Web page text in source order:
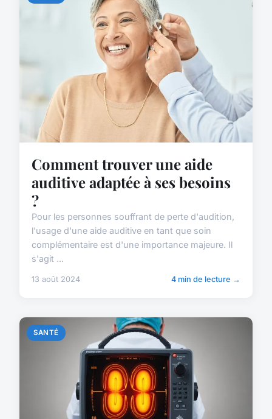
Comment trouver une aide
auditive adaptée à ses besoins
?
Pour les personnes souffrant de perte d'audition,
l'usage d'une aide auditive en tant que soin
complémentaire est d'une importance majeure. Il
s'agit ...
13 août 2024 4 min de lecture →
SANTÉ